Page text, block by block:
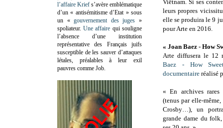
Viêtnam. Si ses
leurs propres
elle se produira le 9
pour Arte en 2016.
« Joan Baez - How
Arte diffusera le 12
Baez - How
documentaire réalisé
« En archives rares
(tenus par elle-même,
Crosby…), un
grande dame du
l’affaire Krief s’avère emblématique
d’un « antisémitisme d’Etat » sous
un «gouvernement des juges »
spoliateur.Une affaire qui souligne
l’absence d’une institution
représentative des Français juifs
susceptible de les sauver d’attaques
létales, préalables à leur exil
pauvres comme Job.